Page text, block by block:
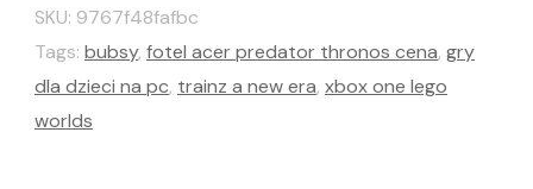
SKU: 9767f48fafbc
Tags: bubsy, fotel acer predator thronos cena, gry
dla dzieci na pc, trainz a new era, xbox one lego
worlds